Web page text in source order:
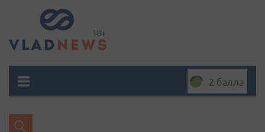
2 балла